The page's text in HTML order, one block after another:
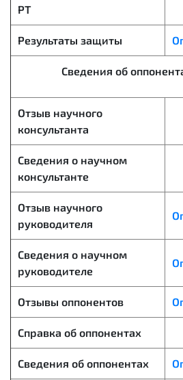
РТ
Результаты защиты
Сведения об
Отзыв научного
консультанта
Сведения о научном
консультанте
Отзыв научного
руководителя
Сведения о научном
руководителе
Отзывы оппонентов
Справка об оппонентах
Сведения об оппонентах